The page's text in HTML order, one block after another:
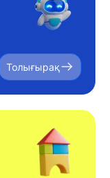
Толығырақ